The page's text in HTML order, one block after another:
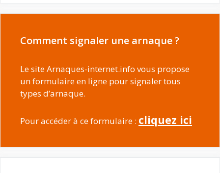
Comment signaler une arnaque ?
Le site Arnaques-internet.info vous propose
un formulaire en ligne pour signaler tous
types d’arnaque.
Pour accéder à ce formulaire : cliquez ici